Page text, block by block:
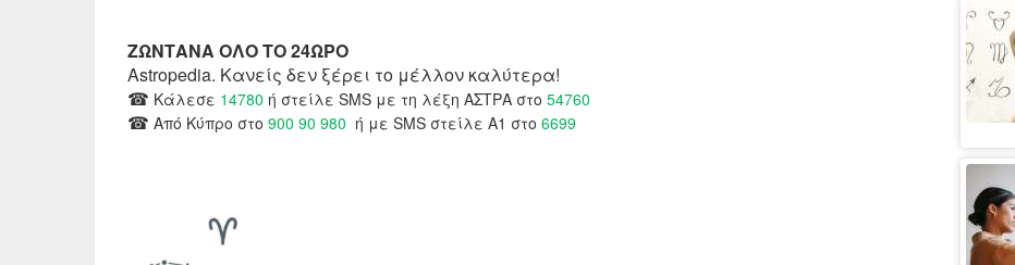
ΖΩΝΤΑΝΑ ΟΛΟ ΤΟ 24ΩΡΟ
Astropedia. Κανείς δεν ξέρει το μέλλον καλύτερα!
☎ Κάλεσε 14780 ή στείλε SMS με τη λέξη ΑΣΤΡΑ στο 54760
☎ Από Κύπρο στο 900 90 980 ή με SMS στείλε Α1 στο 6699